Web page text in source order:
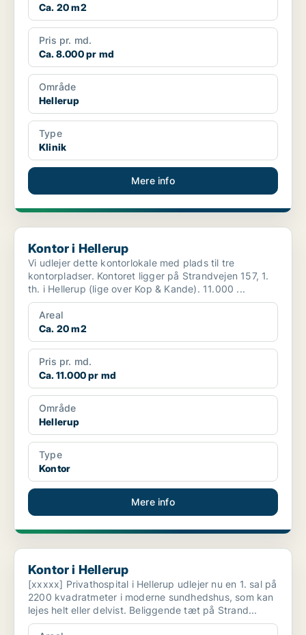
Ca. 20 m2
Pris pr. md.
Ca. 8.000 pr md
Område
Hellerup
Type
Klinik
Mere info
Kontor i Hellerup
Kontor i Hellerup
Vi udlejer dette kontorlokale med plads til tre
kontorpladser. Kontoret ligger på Strandvejen 157, 1.
th. i Hellerup (lige over Kop & Kande). 11.000 ...
Areal
Ca. 20 m2
Pris pr. md.
Ca. 11.000 pr md
Område
Hellerup
Type
Kontor
Mere info
Kontor i Hellerup
Kontor i Hellerup
[xxxxx] Privathospital i Hellerup udlejer nu en 1. sal på
2200 kvadratmeter i moderne sundhedshus, som kan
lejes helt eller delvist. Beliggende tæt på Strand...